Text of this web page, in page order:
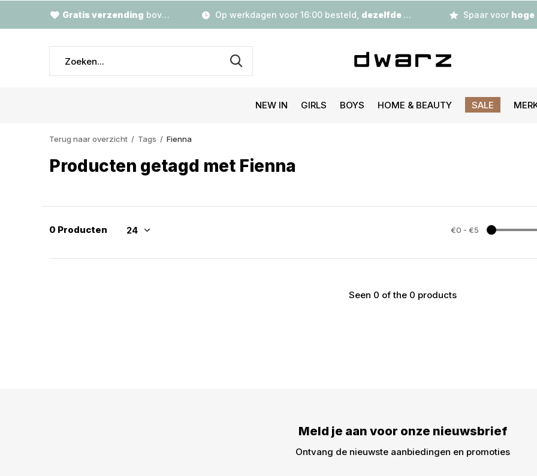
Meld je aan voor
dingen -> nieuwe
NEW IN GIRLS BOYS HOME & BEAUTY SALE
Gratis verzending boven €79,- Op werkdagen voor 16:00 besteld, dezelfde dag verzondenSpaar voor hoge korting
Terug naar overzicht Tags Fienna
Producten getagd met Fienna
0 Producten €0 - €5
Seen 0 of the 0 products
Meld je aan voor onze nieuwsbrief
Ontvang de nieuwste aanbiedingen en promoties